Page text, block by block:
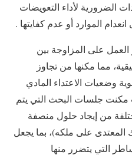
الضرورية لأداء التعويضات
الموارد أو عدم كفايتها .
على المزاوجة بين
مما مكنها من تجاوز
وضعيات الاعتداء المادي
مكنت جلسات البحث التي يتم
من إيجاد حلول منصفة
المعتدى على ملكه)، بما يجعل
التي يتضرر منها